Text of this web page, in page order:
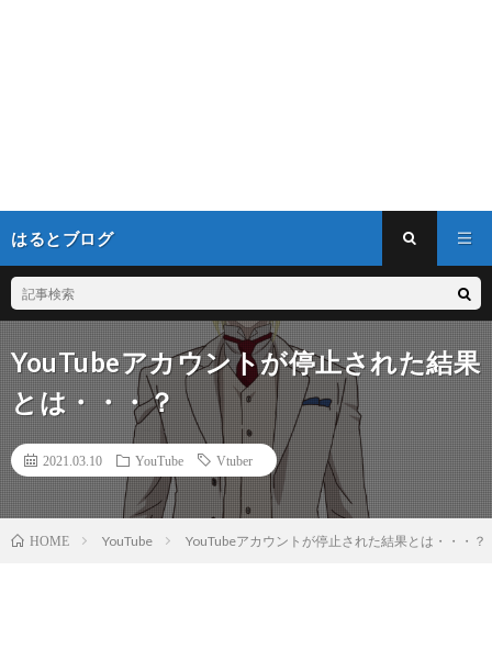
はるとブログ
YouTubeアカウントが停止された結果
とは・・・？
2021.03.10 YouTube Vtuber
HOME YouTube YouTubeアカウントが停止された結果とは・・・？